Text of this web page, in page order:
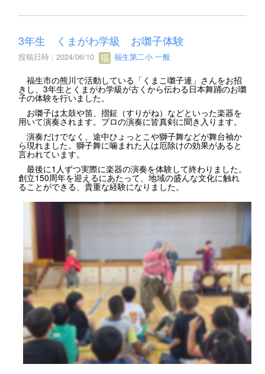
3年生 くまがわ学級 お囃子体験
投稿日時 : 2024/06/10 福生第二小 一般
福生市の熊川で活動している「くまこ囃子連」さんをお招
きし、3年生とくまがわ学級が古くから伝わる日本舞踊のお囃
子の体験を行いました。
お囃子は太鼓や笛、摺鉦（すりがね）などといった楽器を
用いて演奏されます。プロの演奏に皆真剣に聞き入ります。
演奏だけでなく、途中ひょっとこや獅子舞などが舞台袖か
ら現れました。獅子舞に噛まれた人は厄除けの効果があると
言われています。
最後に1人ずつ実際に楽器の演奏を体験して終わりました。
創立150周年を迎えるにあたって、地域の盛んな文化に触れ
ることができる、貴重な経験になりました。